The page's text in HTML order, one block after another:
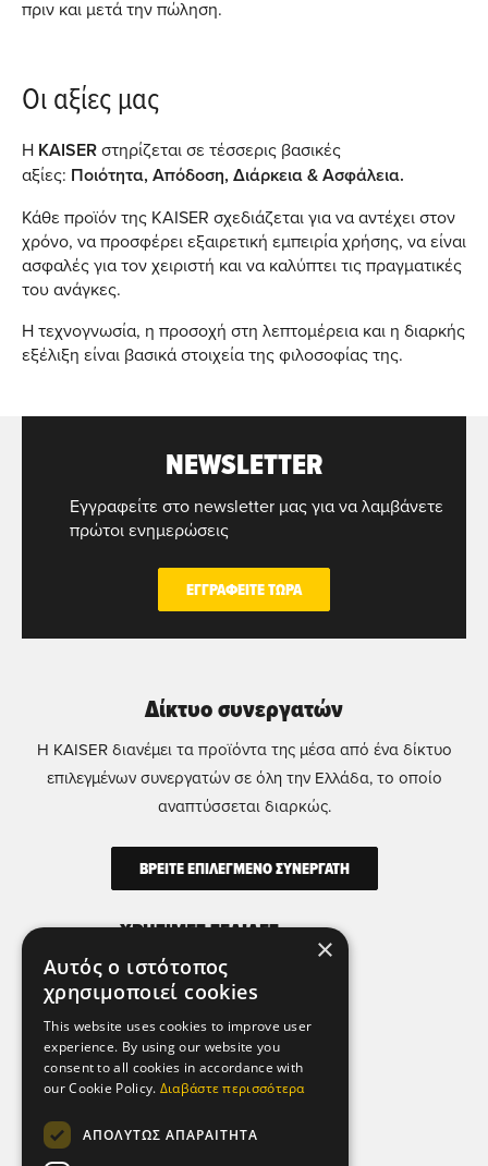
πριν και μετά την πώληση.
Οι αξίες μας
Η KAISERστηρίζεται σε τέσσερις βασικές
αξίες: Ποιότητα, Απόδοση, Διάρκεια & Ασφάλεια.
Κάθε προϊόν της KAISER σχεδιάζεται για να αντέχει στον
χρόνο, να προσφέρει εξαιρετική εμπειρία χρήσης, να είναι
ασφαλές για τον χειριστή και να καλύπτει τις πραγματικές
του ανάγκες.
Η τεχνογνωσία, η προσοχή στη λεπτομέρεια και η διαρκής
εξέλιξη είναι βασικά στοιχεία της φιλοσοφίας της.
NEWSLETTER
Εγγραφείτε στο newsletter μας για να λαμβάνετε
πρώτοι ενημερώσεις
ΕΓΓΡΑΦΕΙΤΕ ΤΩΡΑ
ΧΡΗΣΙΜΕΣ ΣΕΛΙΔΕΣ
Όροι Χρήσης
Πολιτική Απορρήτου & Προστασίας
Προσωπικών Δεδομένων
Πολιτική Μικροδεδομένων (Cookies)
Δίκτυο συνεργατών
Η KAISER διανέμει τα προϊόντα της μέσα από ένα δίκτυο
επιλεγμένων συνεργατών σε όλη την Ελλάδα, το οποίο
αναπτύσσεται διαρκώς.
ΒΡΕΙΤΕ ΕΠΙΛΕΓΜΕΝΟ ΣΥΝΕΡΓΑΤΗ
ΕΠΙΚΟΙΝΩΝΙΑ
Αθήνα - Ελλάδα,
×
Αυτός ο ιστότοπος
χρησιμοποιεί cookies
This website uses cookies to improve user
experience. By using our website you
consent to all cookies in accordance with
our Cookie Policy. Διαβάστε περισσότερα
ΑΠΟΛΎΤΩΣ ΑΠΑΡΑΊΤΗΤΑ